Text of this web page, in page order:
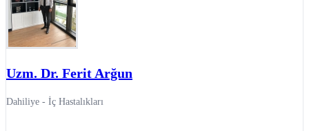
Uzm. Dr. Ferit Arğun
Dahiliye - İç Hastalıkları